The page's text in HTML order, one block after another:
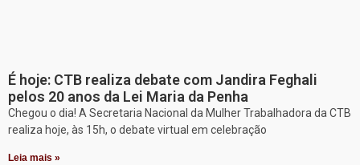
É hoje: CTB realiza debate com Jandira Feghali
pelos 20 anos da Lei Maria da Penha
Chegou o dia! A Secretaria Nacional da Mulher Trabalhadora da CTB
realiza hoje, às 15h, o debate virtual em celebração
Leia mais »